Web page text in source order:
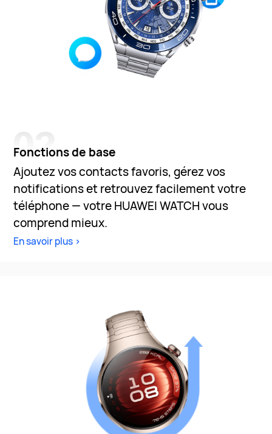
Fonctions de base
Ajoutez vos contacts favoris, gérez vos
notifications et retrouvez facilement votre
téléphone — votre HUAWEI WATCH vous
comprend mieux.
En savoir plus >